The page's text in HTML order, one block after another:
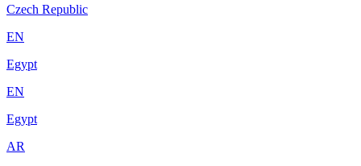
Czech Republic
EN
Egypt
EN
Egypt
AR